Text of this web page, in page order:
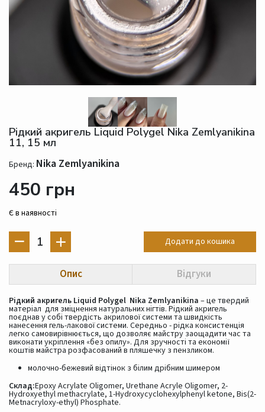
Рідкий акригель Liquid Polygel Nika Zemlyanikina
11, 15 мл
Бренд: Nika Zemlyanikina
450 грн
Є в наявності
1 Додати до кошика
Опис Відгуки
Рідкий акригель Liquid Polygel Nika Zemlyanikina – це твердий
матеріал для зміцнення натуральних нігтів. Рідкий акригель
поєднав у собі твердість акрилової системи та швидкість
нанесення гель-лакової системи. Середньо - рідка консистенція
легко самовирівнюється, що дозволяє майстру заощадити час та
виконати укріплення «без опилу». Для зручності та економії
коштів майстра розфасований в пляшечку з пензликом.
молочно-бежевий відтінок з білим дрібним шимером
Склад:Epoxy Acrylate Oligomer, Urethane Acryle Oligomer, 2-
Hydroxyethyl methacrylate, 1-Hydroxycyclohexylphenyl ketone, Bis(2-
Metnacryloxy-ethyl) Phosphate.